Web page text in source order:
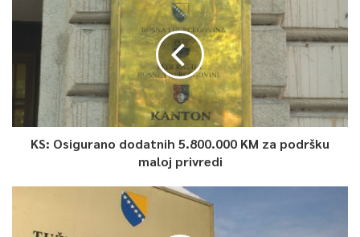
KS: Osigurano dodatnih 5.800.000 KM za podršku
maloj privredi